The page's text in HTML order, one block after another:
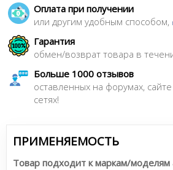
Оплата при получении
или другим удобным способом,
Гарантия
обмен/возврат товара в
Больше 1000 отзывов
оставленных на форумах,
сетях!
ПРИМЕНЯЕМОСТЬ
Товар подходит к маркам/моделям